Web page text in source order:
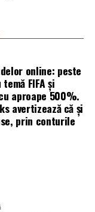
asociate
până la
în principal
gazdă, însă
fi afectate
directă cu
de bilete.
online: peste
FIFA și
aproape 500%.
avertizează că și
prin conturile